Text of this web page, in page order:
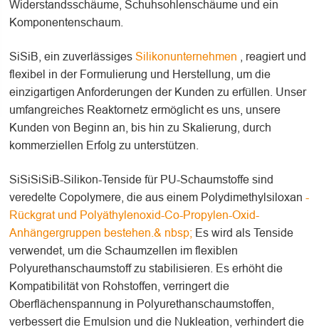
Widerstandsschäume, Schuhsohlenschäume und ein
Komponentenschaum.
SiSiB, ein zuverlässigesSilikonunternehmen
, reagiert und
flexibel in der Formulierung und Herstellung, um die
einzigartigen Anforderungen der Kunden zu erfüllen. Unser
umfangreiches Reaktornetz ermöglicht es uns, unsere
Kunden von Beginn an, bis hin zu Skalierung, durch
kommerziellen Erfolg zu unterstützen.
SiSiSiSiB-Silikon-Tenside für PU-Schaumstoffe sind
veredelte Copolymere, die aus einem Polydimethylsiloxan-
Rückgrat und Polyäthylenoxid-Co-Propylen-Oxid-
Anhängergruppen bestehen.& nbsp; Es wird als Tenside
verwendet, um die Schaumzellen im flexiblen
Polyurethanschaumstoff zu stabilisieren. Es erhöht die
Kompatibilität von Rohstoffen, verringert die
Oberflächenspannung in Polyurethanschaumstoffen,
verbessert die Emulsion und die Nukleation, verhindert die